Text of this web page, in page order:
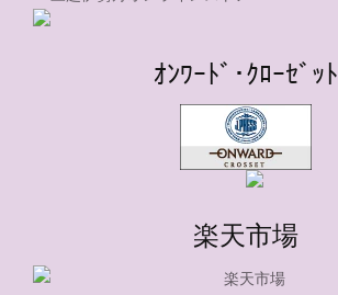
ｵﾝﾜｰﾄﾞ･ｸﾛｰｾﾞｯﾄ
楽天市場